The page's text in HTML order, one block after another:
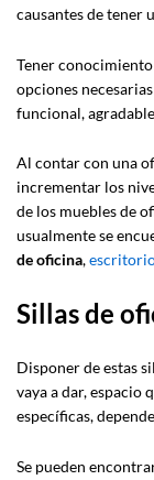
causantes de tener
Tener
opciones
funcional,
Al contar con una
incrementar los
de los muebles de
usualmente se
de oficina,
Sillas de
Disponer de estas
vaya a dar, espacio
específicas,
Se pueden